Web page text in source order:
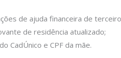
de ajuda financeira de
de residência atualizado;
CadÚnico e CPF da mãe.